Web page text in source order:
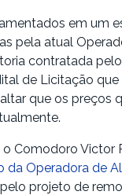
em um
pela atual
contratada
de Licitação
que os preços
Comodoro Victor
Operadora de
projeto de